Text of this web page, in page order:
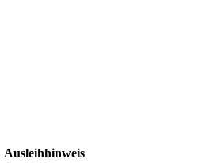
Ausleihhinweis